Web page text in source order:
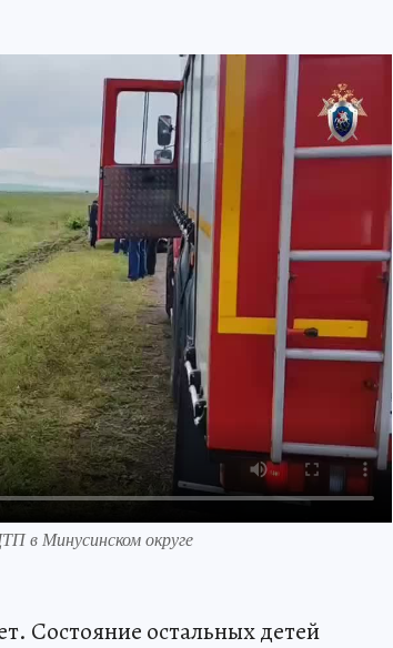
в Минусинском округе
Состояние остальных детей